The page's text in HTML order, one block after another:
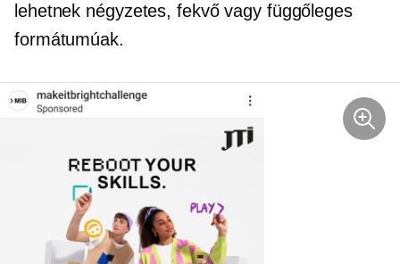
lehetnek négyzetes, fekvő vagy függőleges
formátumúak.